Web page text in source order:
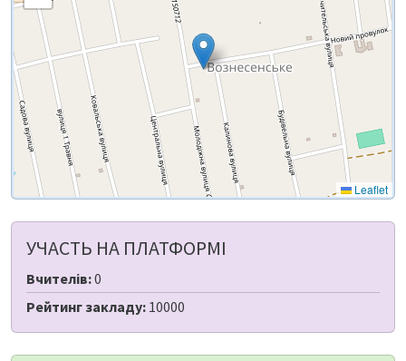
Leaflet
УЧАСТЬ НА ПЛАТФОРМІ
Вчителів:0
Рейтинг закладу: 10000